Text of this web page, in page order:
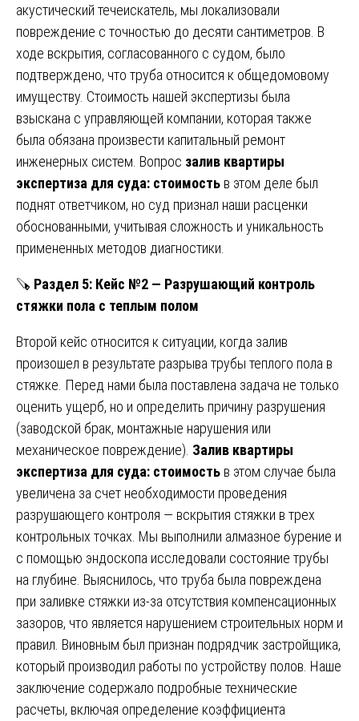
акустический течеискатель, мы локализовали
повреждение с точностью до десяти сантиметров. В
ходе вскрытия, согласованного с судом, было
подтверждено, что труба относится к общедомовому
имуществу. Стоимость нашей экспертизы была
взыскана с управляющей компании, которая также
была обязана произвести капитальный ремонт
инженерных систем. Вопрос залив квартиры
экспертиза для суда: стоимость в этом деле был
поднят ответчиком, но суд признал наши расценки
обоснованными, учитывая сложность и уникальность
примененных методов диагностики.
🪚 Раздел 5: Кейс №2 — Разрушающий контроль
стяжки пола с теплым полом
Второй кейс относится к ситуации, когда залив
произошел в результате разрыва трубы теплого пола в
стяжке. Перед нами была поставлена задача не только
оценить ущерб, но и определить причину разрушения
(заводской брак, монтажные нарушения или
механическое повреждение). Залив квартиры
экспертиза для суда: стоимость в этом случае была
увеличена за счет необходимости проведения
разрушающего контроля — вскрытия стяжки в трех
контрольных точках. Мы выполнили алмазное бурение и
с помощью эндоскопа исследовали состояние трубы
на глубине. Выяснилось, что труба была повреждена
при заливке стяжки из-за отсутствия компенсационных
зазоров, что является нарушением строительных норм и
правил. Виновным был признан подрядчик застройщика,
который производил работы по устройству полов. Наше
заключение содержало подробные технические
расчеты, включая определение коэффициента